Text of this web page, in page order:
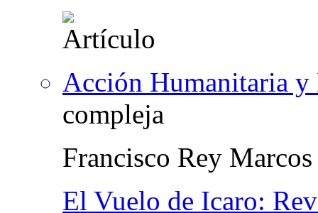
Acción Humanitaria y
compleja
Francisco Rey Marcos
El Vuelo de Icaro: